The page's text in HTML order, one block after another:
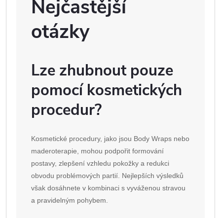
Nejčastější
otázky
Lze zhubnout pouze
pomocí kosmetických
procedur?
Kosmetické procedury, jako jsou Body Wraps nebo
maderoterapie, mohou podpořit formování
postavy, zlepšení vzhledu pokožky a redukci
obvodu problémových partií. Nejlepších výsledků
však dosáhnete v kombinaci s vyváženou stravou
a pravidelným pohybem.